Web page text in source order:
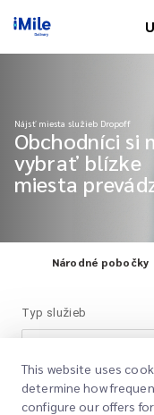
Nájsť miesta služieb Dropoff
Obchodníci si
vybrať blízke
miesta
Národné pobočky
Typ služieb
Vyšetrovanie pobočky
This website uses
determine how
configure our offers